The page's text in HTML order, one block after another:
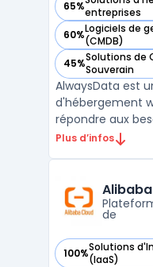
65%entreprises
— voir
60%Logiciels de
(CMDB)
— voir
45%Solutions de
Souverain
— voir
AlwaysData est
d'hébergement
répondre aux
développeurs,
serveur cloud
les
Plus d’infos
de
100%Solutions
(IaaS)
— voir Alibaba